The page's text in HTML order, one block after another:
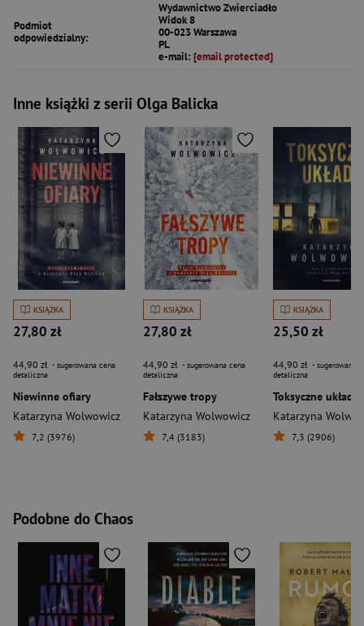
Podmiot
odpowiedzialny:
Wydawnictwo Zwierciadło
Widok 8
00-023 Warszawa
PL
e-mail: [email protected]
Inne książki z serii Olga Balicka
KSIĄŻKA
27,80 zł
44,90 zł - sugerowana cena
detaliczna
Niewinne ofiary
Katarzyna Wolwowicz
7,2 (3976)
KSIĄŻKA
27,80 zł
44,90 zł - sugerowana cena
detaliczna
Fałszywe tropy
Katarzyna Wolwowicz
7,4 (3183)
KSIĄŻKA
25,50 zł
44,90 zł - sugerowana
detaliczna
Toksyczne układy
Katarzyna
7,3 (2906)
Podobne do Chaos